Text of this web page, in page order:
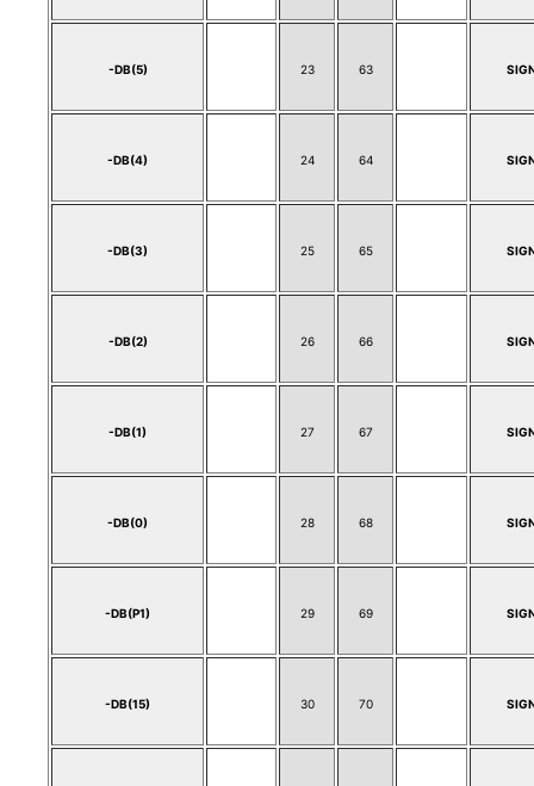
-DB(5) 23 63
-DB(4) 24 64
-DB(3) 25 65
-DB(2) 26 66
-DB(1) 27 67
-DB(0) 28 68
-DB(P1) 29 69
-DB(15) 30 70